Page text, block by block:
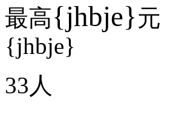
最高{jhbje}元
{jhbje}
33 人